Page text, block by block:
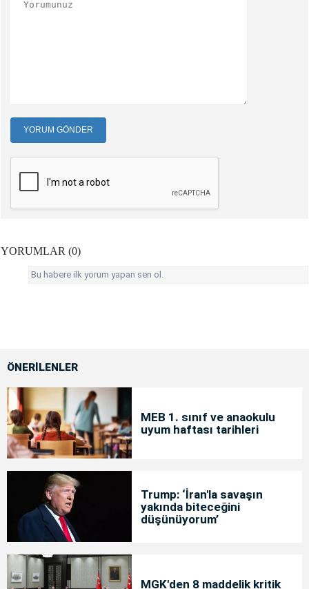
YORUM GÖNDER
YORUMLAR (0)
Bu habere ilk yorum yapan sen ol.
ÖNERİLENLER
MEB 1. sınıf ve anaokulu
uyum haftası tarihleri
Trump: ‘İran'la savaşın
yakında biteceğini
düşünüyorum’
MGK'den 8 maddelik kritik